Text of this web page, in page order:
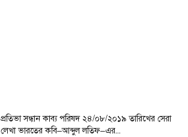
প্রতিভা সন্ধান কাব্য পরিষদ ২৪/০৮/২০১৯ তারিখের সেরা
লেখা ভারতের কবি–আব্দুল লতিফ–এর...